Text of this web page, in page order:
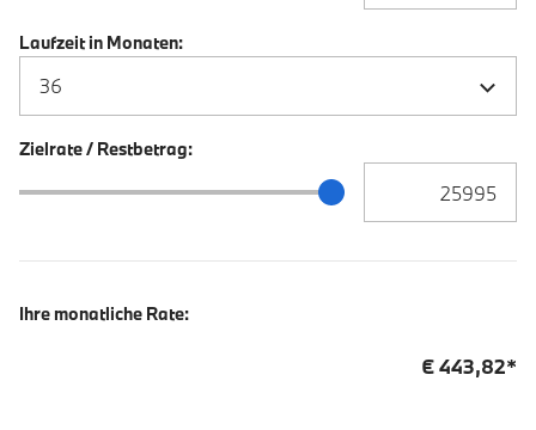
Laufzeit in Monaten:
Zielrate / Restbetrag:
Zielrate / Restbetrag Schieberegler
Ihre monatliche Rate:
€443,82*